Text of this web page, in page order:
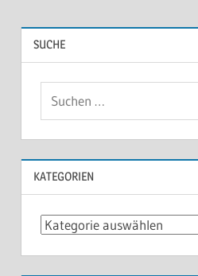
SUCHE
KATEGORIEN
Kategorien